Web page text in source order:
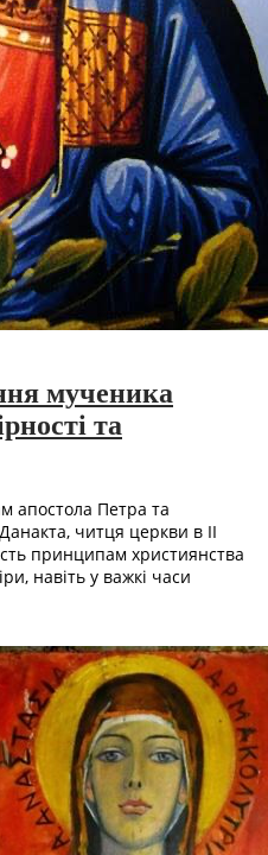
мученика
та
апостола Петра та
читця церкви в II
принципам християнства
навіть у важкі часи